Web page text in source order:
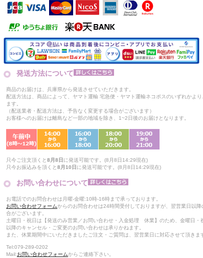
発送方法について
商品のお届けは、兵庫県から発送させていただきます。
配送方法は、商品によって、ヤマト運輸 宅急便・ヤマト運輸ネコポスのいずれかよ
ます。
（配送業者・配送方法は、予告なく変更する場合がございます）
お客様へのお届けは離島など一部の地域を除き、1~2日後のお届けとなります。
只今ご注文頂くと8月8日 に発送可能です。(8月8日14:29現在)
只今お振込みを頂くと8月10日 に発送可能です。(8月8日14:29現在)
お問い合わせについて
お電話でのお問合わせは月曜-金曜:10時-16時まで承っております。
お問い合わせフォームからのお問合わせは24時間受付しておりますが、翌営業日以降
合がございます。
土曜日・祝日は【発送のみ営業／お問い合わせ・入金処理 休業】のため、金曜日
以降のキャンセル・ご変更のお問い合わせは承りかねます。
また、休業期間中にいただきましたご注文・ご質問は、翌営業日に対応させて頂きま
Tel:079-289-0202
Mail:お問い合わせフォームからご連絡下さい。